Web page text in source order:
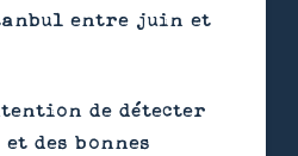
entre juin et
de détecter
des bonnes